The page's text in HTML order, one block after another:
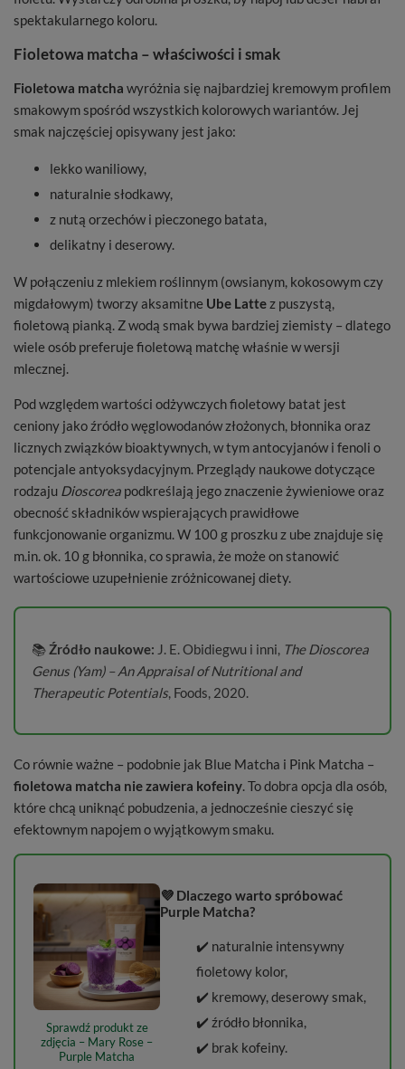
spektakularnego koloru.
Fioletowa matcha – właściwości i smak
Fioletowa matcha wyróżnia się najbardziej kremowym profilem
smakowym spośród wszystkich kolorowych wariantów. Jej
smak najczęściej opisywany jest jako:
lekko waniliowy,
naturalnie słodkawy,
z nutą orzechów i pieczonego batata,
delikatny i deserowy.
W połączeniu z mlekiem roślinnym (owsianym, kokosowym czy
migdałowym) tworzy aksamitne Ube Lattez puszystą,
fioletową pianką. Z wodą smak bywa bardziej ziemisty – dlatego
wiele osób preferuje fioletową matchę właśnie w wersji
mlecznej.
Pod względem wartości odżywczych fioletowy batat jest
ceniony jako źródło węglowodanów złożonych, błonnika oraz
licznych związków bioaktywnych, w tym antocyjanów i fenoli o
potencjale antyoksydacyjnym. Przeglądy naukowe dotyczące
rodzaju Dioscorea podkreślają jego znaczenie żywieniowe oraz
obecność składników wspierających prawidłowe
funkcjonowanie organizmu. W 100 g proszku z ube znajduje się
m.in. ok. 10 g błonnika, co sprawia, że może on stanowić
wartościowe uzupełnienie zróżnicowanej diety.
📚Źródło naukowe: J. E. Obidiegwu i inni, The Dioscorea
Genus (Yam) – An Appraisal of Nutritional and
Therapeutic Potentials, Foods, 2020.
Co równie ważne – podobnie jak Blue Matcha i Pink Matcha –
fioletowa matcha nie zawiera kofeiny. To dobra opcja dla osób,
które chcą uniknąć pobudzenia, a jednocześnie cieszyć się
efektownym napojem o wyjątkowym smaku.
Sprawdź produkt ze
zdjęcia – Mary Rose –
Purple Matcha
💜 Dlaczego warto spróbować
Purple Matcha?
✔️ naturalnie intensywny
fioletowy kolor,
✔️ kremowy, deserowy smak,
✔️ źródło błonnika,
✔️ brak kofeiny.